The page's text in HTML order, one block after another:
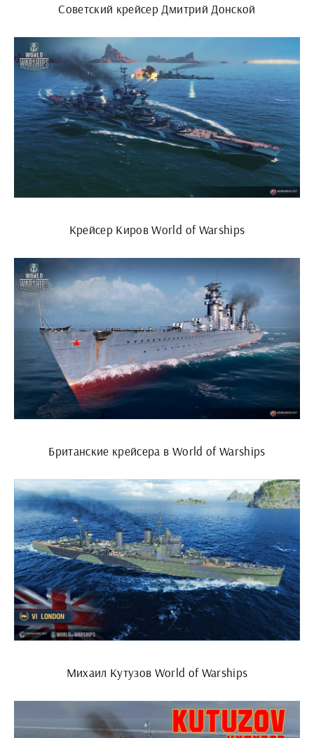
Советский крейсер Дмитрий Донской
Крейсер Киров World of Warships
Британские крейсера в World of Warships
Михаил Кутузов World of Warships